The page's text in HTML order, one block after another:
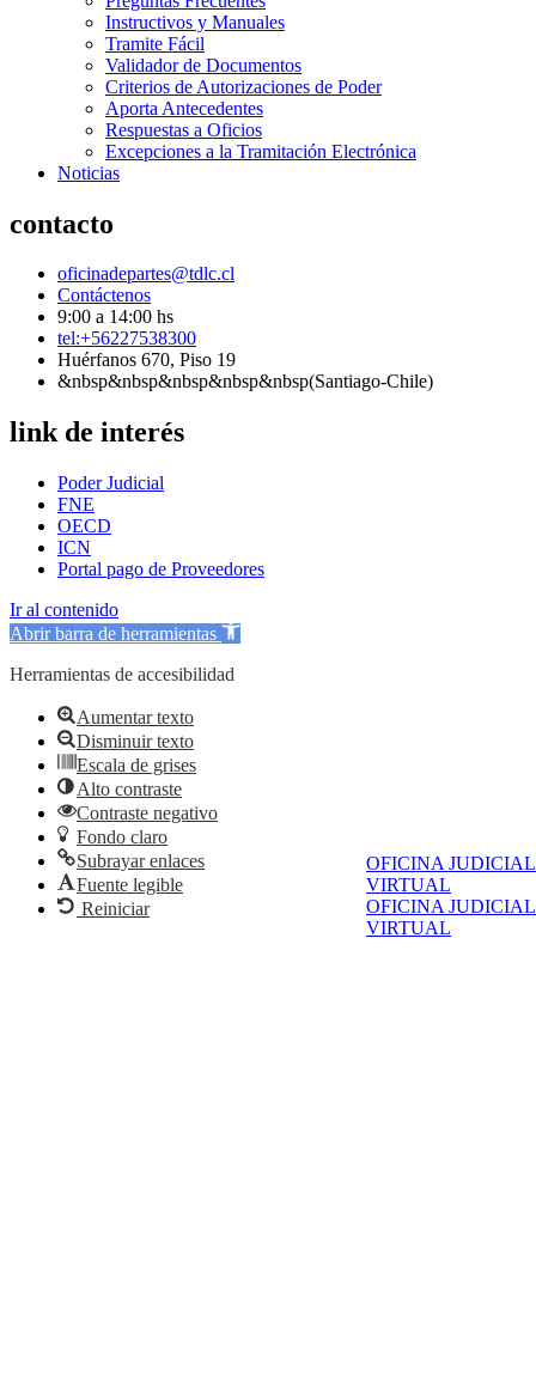
OFICINA JUDICIAL
VIRTUAL
OFICINA JUDICIAL
VIRTUAL
Instructivos y Manuales
Tramite Fácil
Validador de Documentos
Criterios de Autorizaciones de Poder
Aporta Antecedentes
Respuestas a Oficios
Excepciones a la Tramitación Electrónica
Noticias
contacto
oficinadepartes@tdlc.cl
Contáctenos
9:00 a 14:00 hs
tel:+56227538300
Huérfanos 670, Piso 19
&nbsp&nbsp&nbsp&nbsp&nbsp(Santiago-Chile)
link de interés
Poder Judicial
FNE
OECD
ICN
Portal pago de Proveedores
Ir al contenido
Abrir barra de herramientas
Herramientas de accesibilidad
Aumentar texto
Disminuir texto
Escala de grises
Alto contraste
Contraste negativo
Fondo claro
Subrayar enlaces
Fuente legible
Reiniciar